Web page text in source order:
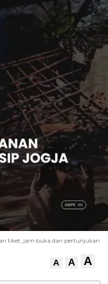
tiket, jam buka dan pertunjukan
A A A